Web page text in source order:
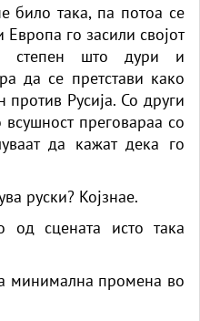
било така, па потоа се
го засили својот
степен што дури и
да се претстави како
Русија. Со други
преговараа со
да кажат дека го
руски? Којзнае.
од сцената исто така
минимална промена во